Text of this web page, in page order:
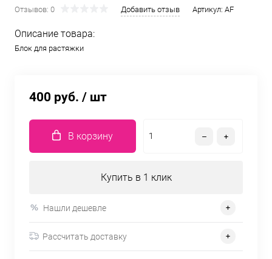
Отзывов: 0 Добавить отзыв Артикул: AF
Описание товара:
Блок для растяжки
400 руб. / шт
В корзину
Купить в 1 клик
Нашли дешевле
Рассчитать доставку